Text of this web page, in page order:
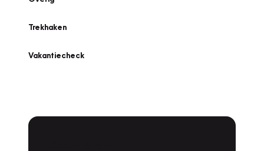
Trekhaken
Vakantiecheck